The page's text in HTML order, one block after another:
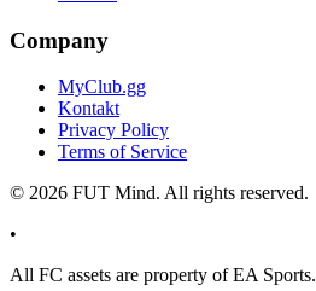
Company
MyClub.gg
Kontakt
Privacy Policy
Terms of Service
© 2026 FUT Mind. All rights reserved.
•
All FC assets are property of EA Sports.